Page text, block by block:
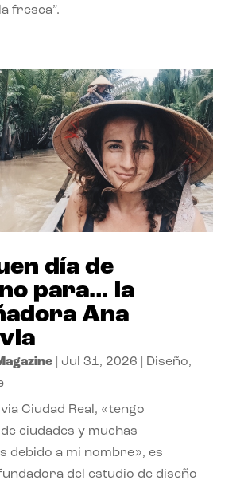
fresca”.
día de
para… la
Ana
| Jul 31, 2026 Diseño,
Ciudad Real, «tengo
ciudades y muchas
debido a mi nombre», es
del estudio de diseño